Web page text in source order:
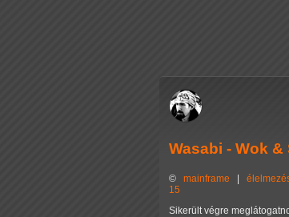
Wasabi - Wok
© mainframe |
15
Sikerült végre